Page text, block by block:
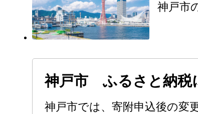
神戸市
神戸市 ふるさと納税
神戸市では、寄附申込後の変